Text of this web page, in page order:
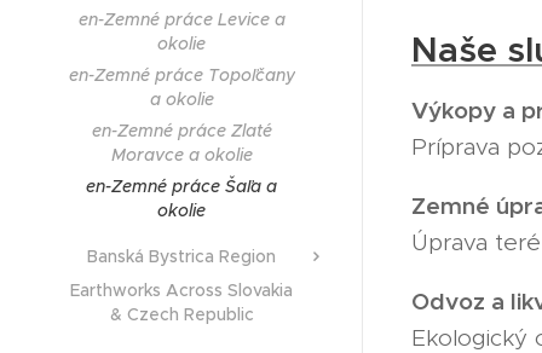
en-Zemné práce Levice a
okolie
en-Zemné práce Topoľčany
a okolie
en-Zemné práce Zlaté
Moravce a okolie
en-Zemné práce Šaľa a
okolie
Banská Bystrica Region
Earthworks Across Slovakia
& Czech Republic
Naše
Výkopy a
Príprava
Zemné
Úprava
Odvoz a
Ekologický